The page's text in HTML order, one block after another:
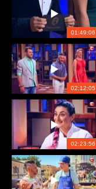
01:49:06
02:12:05
02:23:56